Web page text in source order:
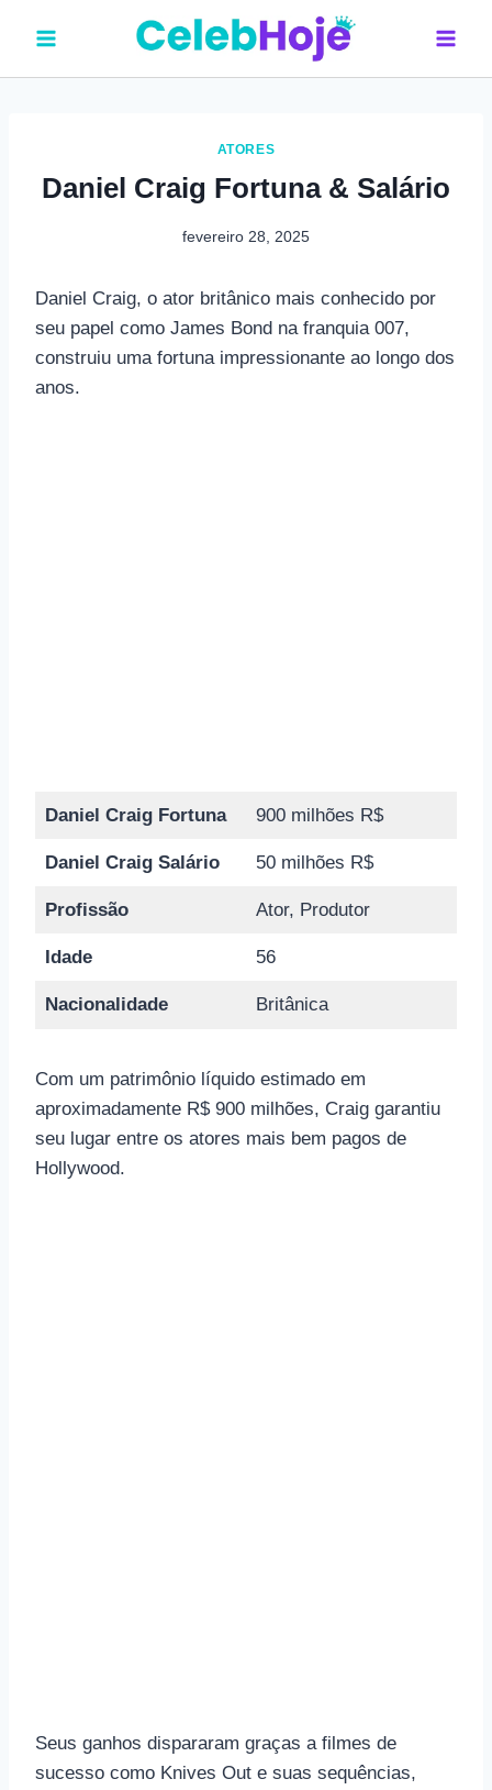
o
ATORES
Daniel Craig Fortuna & Salário
fevereiro 28, 2025
Daniel Craig, o ator britânico mais conhecido por
seu papel como James Bond na franquia 007,
construiu uma fortuna impressionante ao longo dos
anos.
Daniel Craig Fortuna 900 milhões R$
Daniel Craig Salário 50 milhões R$
Profissão Ator, Produtor
Idade 56
Nacionalidade Britânica
Com um patrimônio líquido estimado em
aproximadamente R$ 900 milhões, Craig garantiu
seu lugar entre os atores mais bem pagos de
Hollywood.
Seus ganhos dispararam graças a filmes de
sucesso como Knives Out e suas sequências,